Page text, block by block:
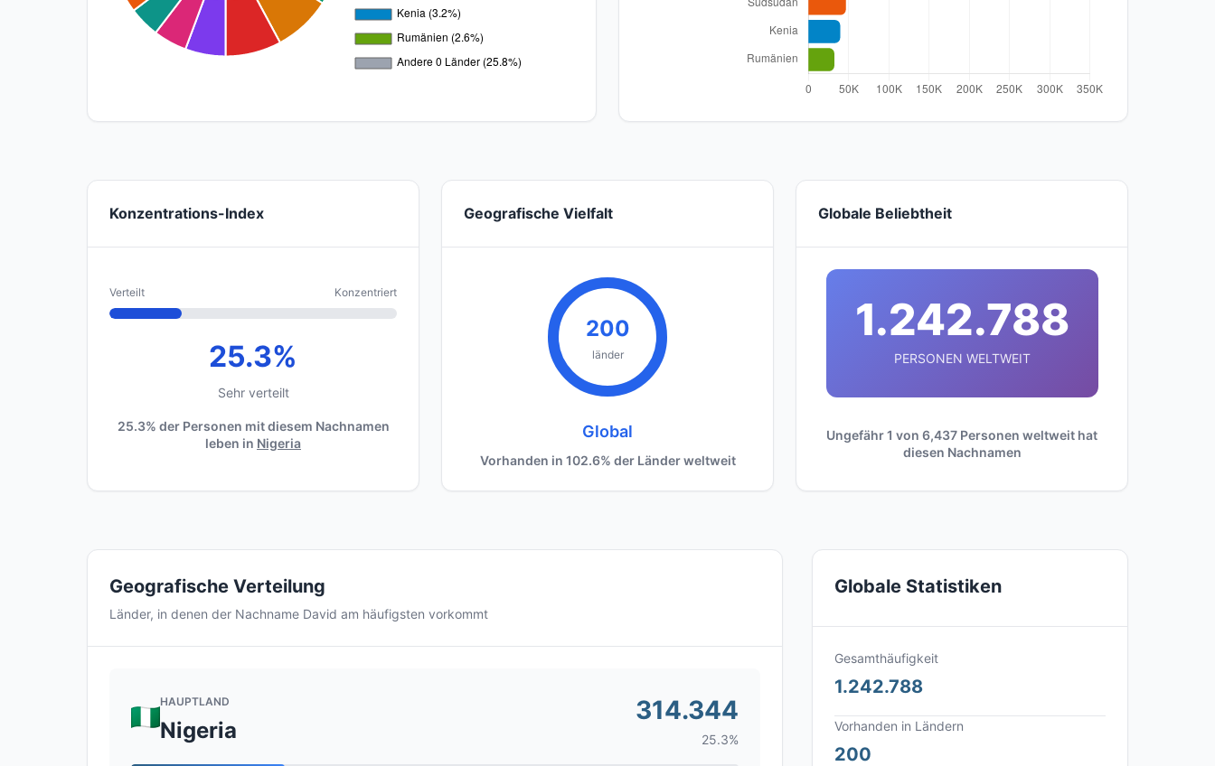
Konzentrations-Index
Verteilt Konzentriert
25.3%
Sehr verteilt
25.3% der Personen mit diesem Nachnamen
leben in Nigeria
Geografische Vielfalt
200
länder
Global
Vorhanden in 102.6% der Länder weltweit
Globale Beliebtheit
1.242.788
PERSONEN WELTWEIT
Ungefähr 1 von 6,437 Personen weltweit hat
diesen Nachnamen
Geografische Verteilung
Länder, in denen der Nachname David am häufigsten vorkommt
HAUPTLAND
Nigeria
314.344
25.3%
Globale Statistiken
Gesamthäufigkeit
1.242.788
Vorhanden in Ländern
200